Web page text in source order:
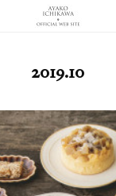
2019.10